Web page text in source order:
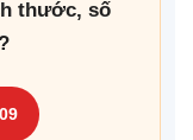
thước, số